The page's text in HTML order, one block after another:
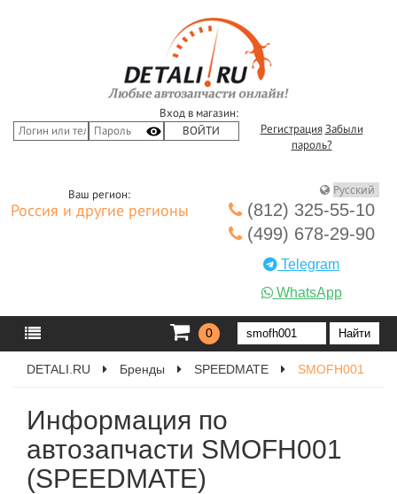
Вход в магазин:
Регистрация Забыли
пароль?
Ваш регион:
Россия и другие регионы
(812) 325-55-10
(499) 678-29-90
Telegram
WhatsApp
0
DETALI.RU Бренды SPEEDMATE SMOFH001
Информация по
автозапчасти SMOFH001
(SPEEDMATE)